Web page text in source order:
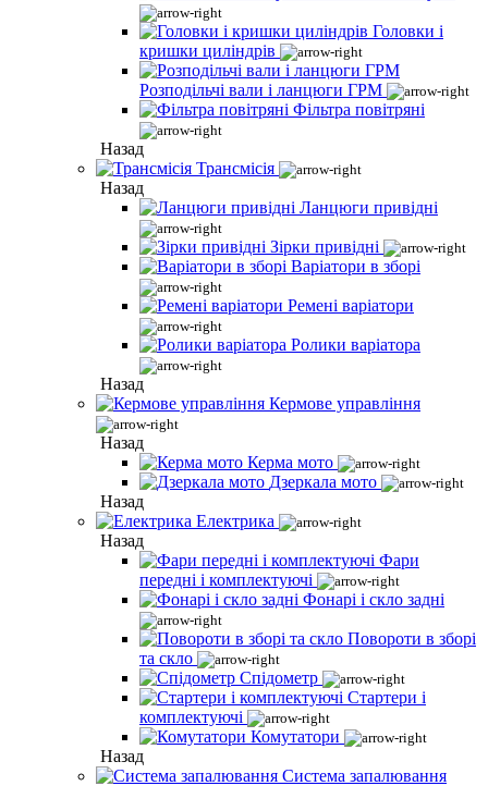
Головки і
кришки циліндрів
Розподільчі вали і ланцюги ГРМ
Фільтра повітряні
Назад
Трансмісія
Назад
Ланцюги привідні
Зірки привідні
Варіатори в зборі
Ремені варіатори
Ролики варіатора
Назад
Кермове управління
Назад
Керма мото
Дзеркала мото
Назад
Електрика
Назад
Фари
передні і комплектуючі
Фонарі і скло задні
Повороти в зборі
та скло
Спідометр
Стартери і
комплектуючі
Комутатори
Назад
Система запалювання